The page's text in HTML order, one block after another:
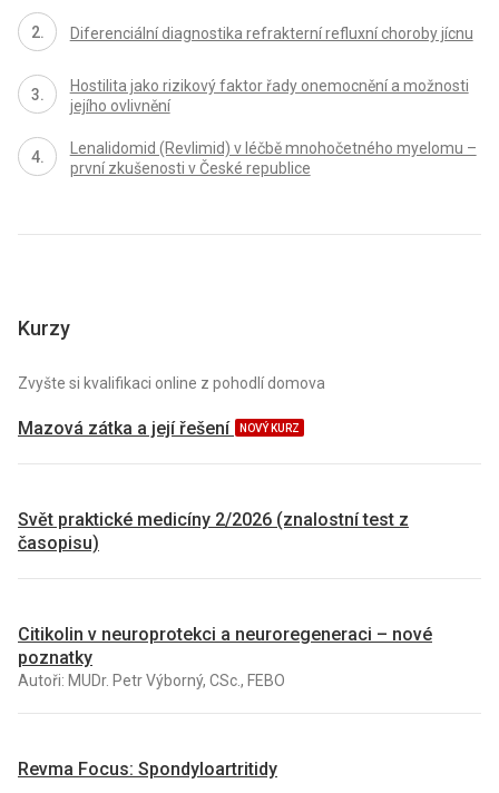
Diferenciální diagnostika refrakterní refluxní choroby jícnu
Hostilita jako rizikový faktor řady onemocnění a možnosti
jejího ovlivnění
Lenalidomid (Revlimid) v léčbě mnohočetného myelomu –
první zkušenosti v České republice
Kurzy
Zvyšte si kvalifikaci online z pohodlí domova
Mazová zátka a její řešení NOVÝ KURZ
Svět praktické medicíny 2/2026 (znalostní test z
časopisu)
Citikolin v neuroprotekci a neuroregeneraci – nové
poznatky
Autoři: MUDr. Petr Výborný, CSc., FEBO
Revma Focus: Spondyloartritidy